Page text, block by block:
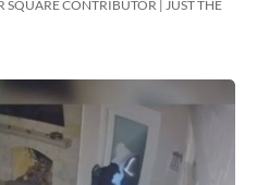
SQUARE CONTRIBUTOR | JUST THE